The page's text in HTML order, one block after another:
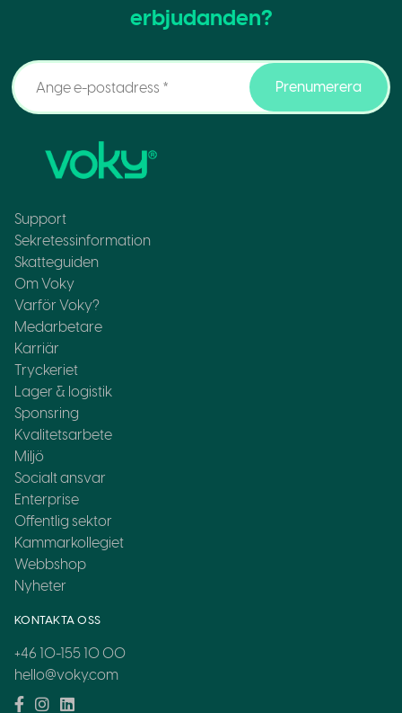
erbjudanden?
Prenumerera
Support
Sekretessinformation
Skatteguiden
Om Voky
Varför Voky?
Medarbetare
Karriär
Tryckeriet
Lager & logistik
Sponsring
Kvalitetsarbete
Miljö
Socialt ansvar
Enterprise
Offentlig sektor
Kammarkollegiet
Webbshop
Nyheter
KONTAKTA OSS
+46 10-155 10 00
hello@voky.com